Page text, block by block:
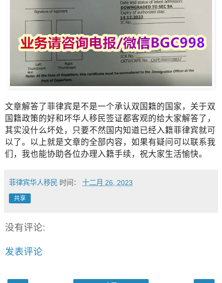
文章解答了菲律宾是不是一个承认双国籍的国家，关于双
国籍政策的好和坏华人移民签证都客观的给大家解答了，
其实没什么坏处，只要不然国内知道已经入籍菲律宾就可
以了。以上就是文章的全部内容，如果有疑问可以联系我
们，我也能协助各位办理入籍手续，祝大家生活愉快。
菲律宾华人移民 时间： 十二月 26, 2023
共享
没有评论:
发表评论